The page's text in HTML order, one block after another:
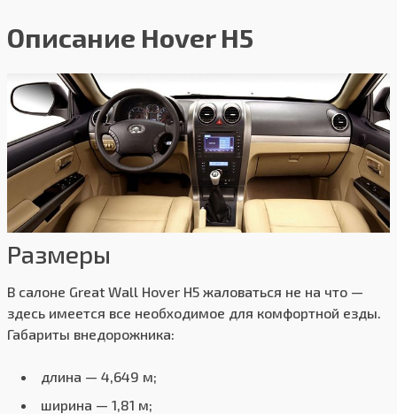
Описание Hover H5
Размеры
В салоне Great Wall Hover H5 жаловаться не на что —
здесь имеется все необходимое для комфортной езды.
Габариты внедорожника:
длина — 4,649 м;
ширина — 1,81 м;